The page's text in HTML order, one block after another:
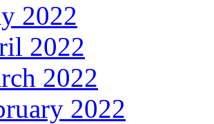
2022
2022
2022
2022